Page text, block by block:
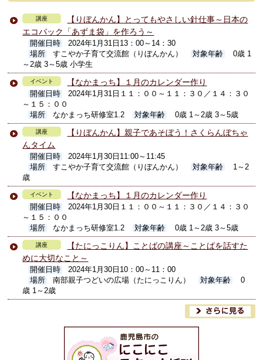
講座
【りぼんかん】とってもやさしい針仕事～日本の
エコバック「あずま袋」を作ろう～
開催日時
2024年1月31日13：00～14：30
場所
すこやか子育て交流館（りぼんかん） 対象年齢
0歳 1
～2歳 3～5歳 小学生
イベント 【なかまっち】１月のカレンダー作り
開催日時
2024年1月31日１１：００～１１：３０／１４：３０
～１５：００
場所
なかまっち研修室1.2 対象年齢 0歳 1～2歳 3～5歳
講座
【りぼんかん】親子であそぼう！さくらんぼちゃ
んタイム
開催日時
2024年1月30日11:00～11:45
場所
すこやか子育て交流館（りぼんかん） 対象年齢
1～2
歳
イベント 【なかまっち】１月のカレンダー作り
開催日時
2024年1月30日１１：００～１１：３０／１４：３０
～１５：００
場所
なかまっち研修室1.2 対象年齢 0歳 1～2歳 3～5歳
講座
【たにっこりん】ことばの講座～ことばを話すた
めに大切なこと～
開催日時
2024年1月30日10：00～11：00
場所
南部親子つどいの広場（たにっこりん） 対象年齢
0
歳 1～2歳